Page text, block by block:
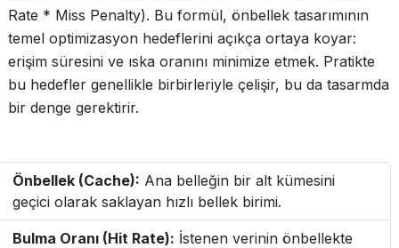
Rate * Miss Penalty). Bu formül, önbellek tasarımının
temel optimizasyon hedeflerini açıkça ortaya koyar:
erişim süresini ve ıska oranını minimize etmek. Pratikte
bu hedefler genellikle birbirleriyle çelişir, bu da tasarmda
bir denge gerektirir.
Önbellek (Cache): Ana belleğin bir alt kümesini
geçici olarak saklayan hızlı bellek birimi.
Bulma Oranı (Hit Rate): İstenen verinin önbellekte